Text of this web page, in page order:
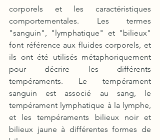
corporels et les caractéristiques
comportementales. Les termes
"sanguin", "lymphatique" et "bilieux"
font référence aux fluides corporels, et
ils ont été utilisés métaphoriquement
pour décrire les différents
tempéraments. Le tempérament
sanguin est associé au sang, le
tempérament lymphatique à la lymphe,
et les tempéraments bilieux noir et
bilieux jaune à différentes formes de